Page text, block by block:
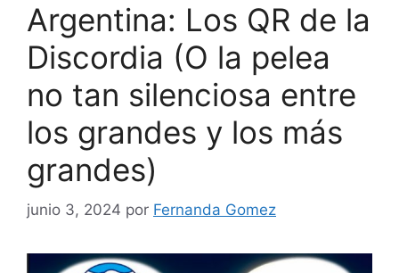
Argentina: Los QR de la
Discordia (O la pelea
no tan silenciosa entre
los grandes y los más
grandes)
junio 3, 2024 por Fernanda Gomez